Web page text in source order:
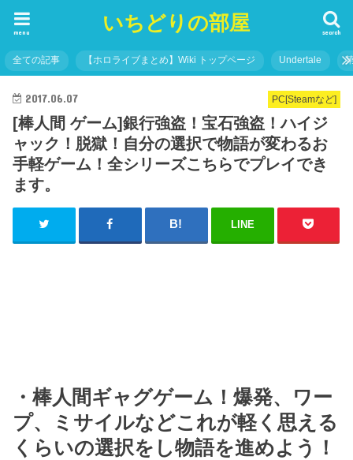
いちどりの部屋 search
menu
全ての記事 【ホロライブまとめ】Wiki トップページ Undertale
PC[Steamなど]
2017.06.07
[棒人間 ゲーム]銀行強盗！宝石強盗！ハイジ
ャック！脱獄！自分の選択で物語が変わるお
手軽ゲーム！全シリーズこちらでプレイでき
ます。
LINE
・棒人間ギャグゲーム！爆発、ワー
プ、ミサイルなどこれが軽く思える
くらいの選択をし物語を進めよう！